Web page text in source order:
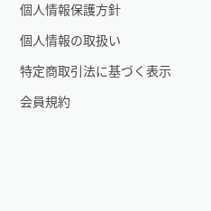
個人情報保護方針
個人情報の取扱い
特定商取引法に基づく表示
会員規約